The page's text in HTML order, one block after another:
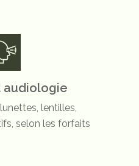
audiologie
lentilles,
selon les forfaits